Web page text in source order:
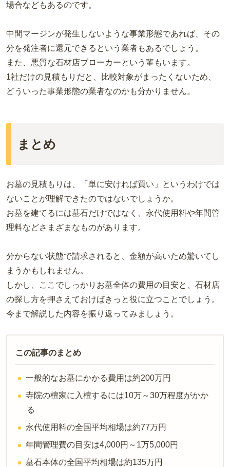
場合などもあるのです。
中間マージンが発生しないような事業形態であれば、その
分を発注者に還元できるという業者もあるでしょう。
また、悪質な石材店ブローカーという輩もいます。
1社だけの見積もりだと、比較対象がまったくないため、
どういった事業形態の業者なのかも分かりません。
まとめ
お墓の見積もりは、「単に安ければ買い」というわけでは
ないことが理解できたのではないでしょうか。
お墓を建てるには墓石だけではなく、永代使用料や年間管
理料などさまざまなものがあります。
分からない状態で請求されると、金額が高いため驚いてし
まうかもしれません。
しかし、ここでしっかりお墓全体の費用の目安と、石材店
の探し方を押さえておけばきっと役に立つことでしょう。
今まで解説した内容を振り返ってみましょう。
この記事のまとめ
一般的なお墓にかかる費用は約200万円
寺院の檀家に入檀するには10万～30万程度がかか
る
永代使用料の全国平均相場は約77万円
年間管理費の目安は4,000円～1万5,000円
墓石本体の全国平均相場は約135万円